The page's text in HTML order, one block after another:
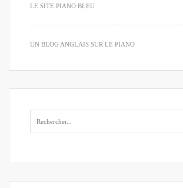
LE SITE PIANO BLEU
UN BLOG ANGLAIS SUR LE PIANO